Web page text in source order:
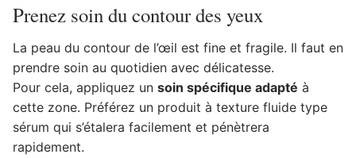
Prenez soin du contour des yeux
La peau du contour de l’œil est fine et fragile. Il faut en
prendre soin au quotidien avec délicatesse.
Pour cela, appliquez un soin spécifique adapté à
cette zone. Préférez un produit à texture fluide type
sérum qui s’étalera facilement et pénètrera
rapidement.